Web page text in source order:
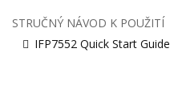
STRUČNÝ NÁVOD K POUŽITÍ
IFP7552 Quick Start Guide